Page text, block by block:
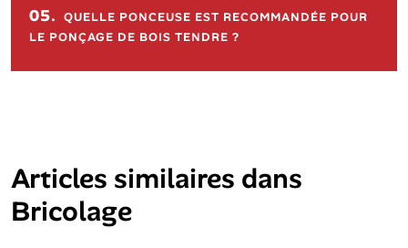
05. QUELLE PONCEUSE EST RECOMMANDÉE POUR
LE PONÇAGE DE BOIS TENDRE ?
Articles similaires dans
Bricolage